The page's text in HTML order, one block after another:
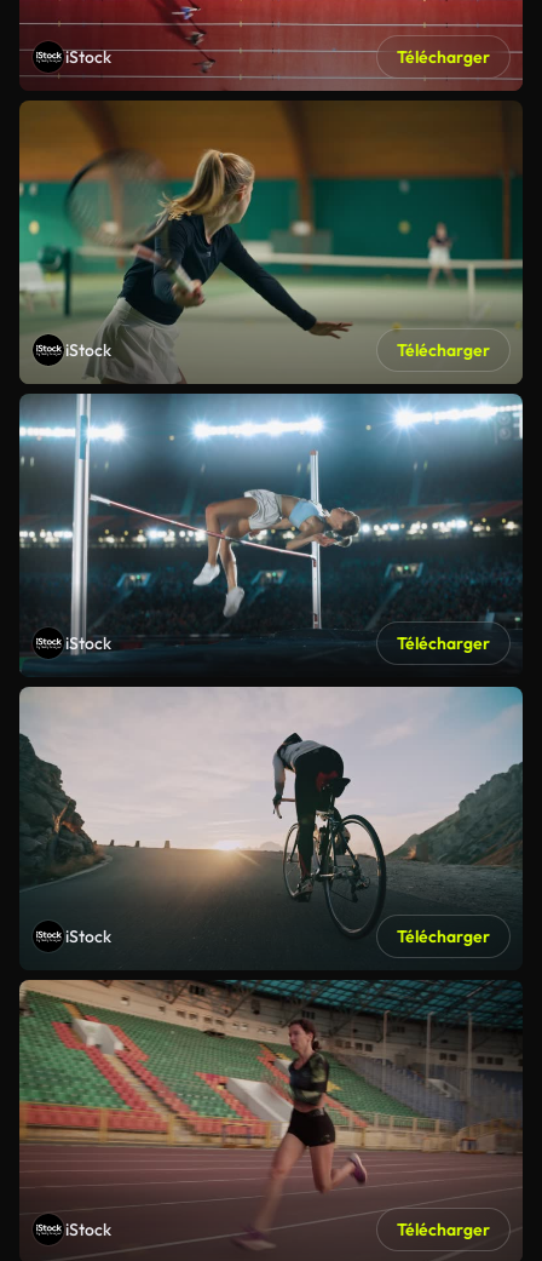
iStock Télécharger
iStock Télécharger
iStock Télécharger
iStock Télécharger
iStock Télécharger